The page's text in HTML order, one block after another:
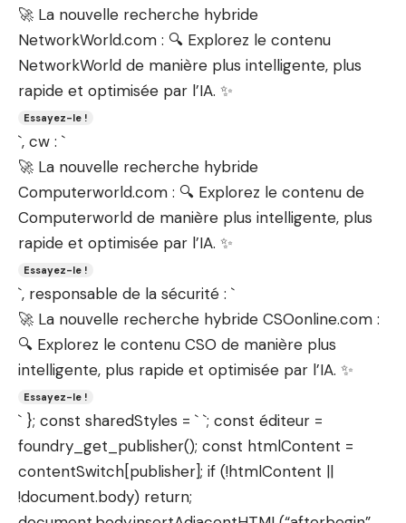
🚀 La nouvelle recherche hybride
NetworkWorld.com : 🔍 Explorez le contenu
NetworkWorld de manière plus intelligente, plus
rapide et optimisée par l’IA. ✨
Essayez-le !
`, cw : `
🚀 La nouvelle recherche hybride
Computerworld.com : 🔍 Explorez le contenu de
Computerworld de manière plus intelligente, plus
rapide et optimisée par l’IA. ✨
Essayez-le !
`, responsable de la sécurité : `
🚀 La nouvelle recherche hybride CSOonline.com :
🔍 Explorez le contenu CSO de manière plus
intelligente, plus rapide et optimisée par l’IA. ✨
Essayez-le !
` }; const sharedStyles = ` `; const éditeur =
foundry_get_publisher(); const htmlContent =
contentSwitch[publisher]; if (!htmlContent ||
!document.body) return;